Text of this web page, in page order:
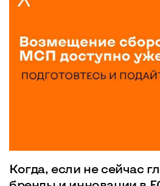
Когда, если не сейчас